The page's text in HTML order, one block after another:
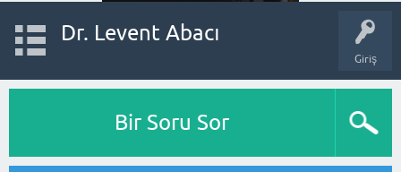
Giriş
Dr. Levent Abacı
Bir Soru Sor